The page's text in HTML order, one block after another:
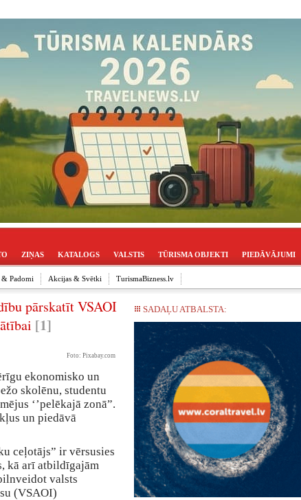
ZIŅAS KATALOGS VALSTIS TŪRISMA OBJEKTI PIEDĀVĀJUMI
Padomi Akcijas & Svētki TurismaBizness.lv
pārskatīt VSAOI
[1]
Foto: Pixabay.com
ekonomisko un
skolēnu, studentu
‘’pelēkajā zonā”.
un piedāvā
ceļotājs” ir vērsusies
kā arī atbildīgajām
valsts
(VSAOI)
SADAĻU ATBALSTA: